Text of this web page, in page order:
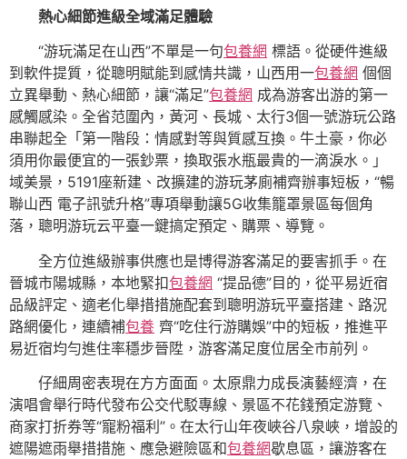
熱心細節進級全域滿足體驗
“游玩滿足在山西”不單是一句包養網 標語。從硬件進級
到軟件提質，從聰明賦能到感情共識，山西用一包養網 個個
立異舉動、熱心細節，讓“滿足”包養網 成為游客出游的第一
感觸感染。全省范圍內，黃河、長城、太行3個一號游玩公路
串聯起全「第一階段：情感對等與質感互換。牛土豪，你必
須用你最便宜的一張鈔票，換取張水瓶最貴的一滴淚水。」
域美景，5191座新建、改擴建的游玩茅廁補齊辦事短板，“暢
聯山西 電子訊號升格”專項舉動讓5G收集籠罩景區每個角
落，聰明游玩云平臺一鍵搞定預定、購票、導覽。
全方位進級辦事供應也是博得游客滿足的要害抓手。在
晉城市陽城縣，本地緊扣包養網 “提品德”目的，從平易近宿
品級評定、適老化舉措措施配套到聰明游玩平臺搭建、路況
路網優化，連續補包養 齊“吃住行游購娛”中的短板，推進平
易近宿均勻進住率穩步晉陞，游客滿足度位居全市前列。
仔細周密表現在方方面面。太原鼎力成長演藝經濟，在
演唱會舉行時代發布公交代駁專線、景區不花錢預定游覽、
商家打折券等“寵粉福利”。在太行山年夜峽谷八泉峽，增設的
遮陽遮雨舉措措施、應急避險區和包養網歇息區，讓游客在